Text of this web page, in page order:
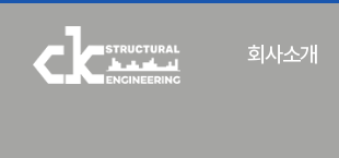
회사소개